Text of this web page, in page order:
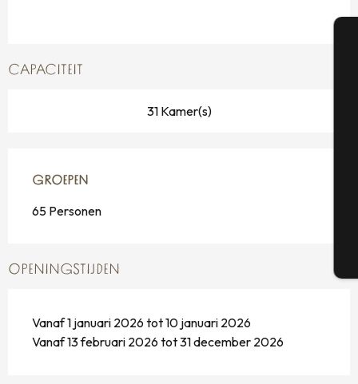
CAPACITEIT
31 Kamer(s)
GROEPEN
GROEPEN
65 Personen
OPENINGSTIJDEN
Vanaf 1 januari 2026 tot 10 januari 2026
Vanaf 13 februari 2026 tot 31 december 2026